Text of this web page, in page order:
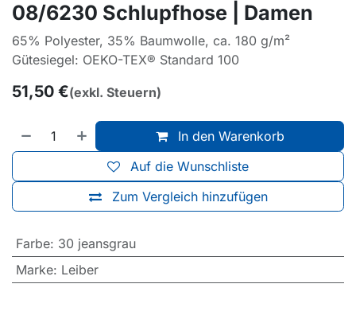
08/6230 Schlupfhose | Damen
65% Polyester, 35% Baumwolle, ca. 180 g/m²
Gütesiegel: OEKO-TEX® Standard 100
51,50 €(exkl. Steuern)
In den Warenkorb
Zum Vergleich hinzufügen
Auf die Wunschliste
Farbe: 30 jeansgrau
Marke: Leiber